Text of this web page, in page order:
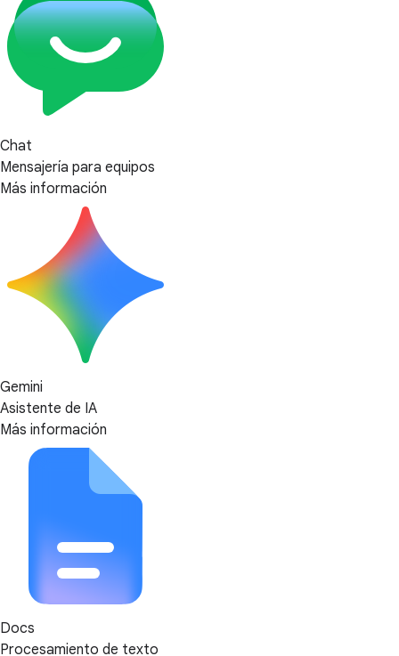
Chat
Mensajería para equipos
Más información
Gemini
Asistente de IA
Más información
Docs
Procesamiento de texto